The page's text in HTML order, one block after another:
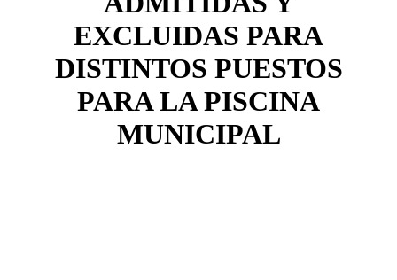
EXCLUIDAS PARA
DISTINTOS PUESTOS
PARA LA PISCINA
MUNICIPAL